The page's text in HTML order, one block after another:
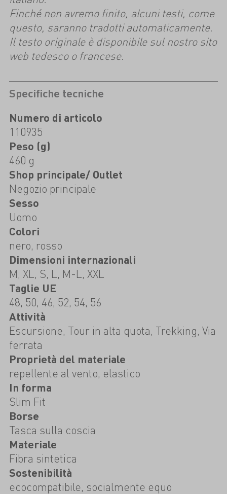
Finché non avremo finito, alcuni testi, come
questo, saranno tradotti automaticamente.
Il testo originale è disponibile sul nostro sito
web tedesco o francese.
Specifiche tecniche
Numero di articolo
110935
Peso (g)
460 g
Shop principale/ Outlet
Negozio principale
Sesso
Uomo
Colori
nero, rosso
Dimensioni internazionali
M, XL, S, L, M-L, XXL
Taglie UE
48, 50, 46, 52, 54, 56
Attività
Escursione, Tour in alta quota, Trekking, Via
ferrata
Proprietà del materiale
repellente al vento, elastico
In forma
Slim Fit
Borse
Tasca sulla coscia
Materiale
Fibra sintetica
Sostenibilità
ecocompatibile, socialmente equo